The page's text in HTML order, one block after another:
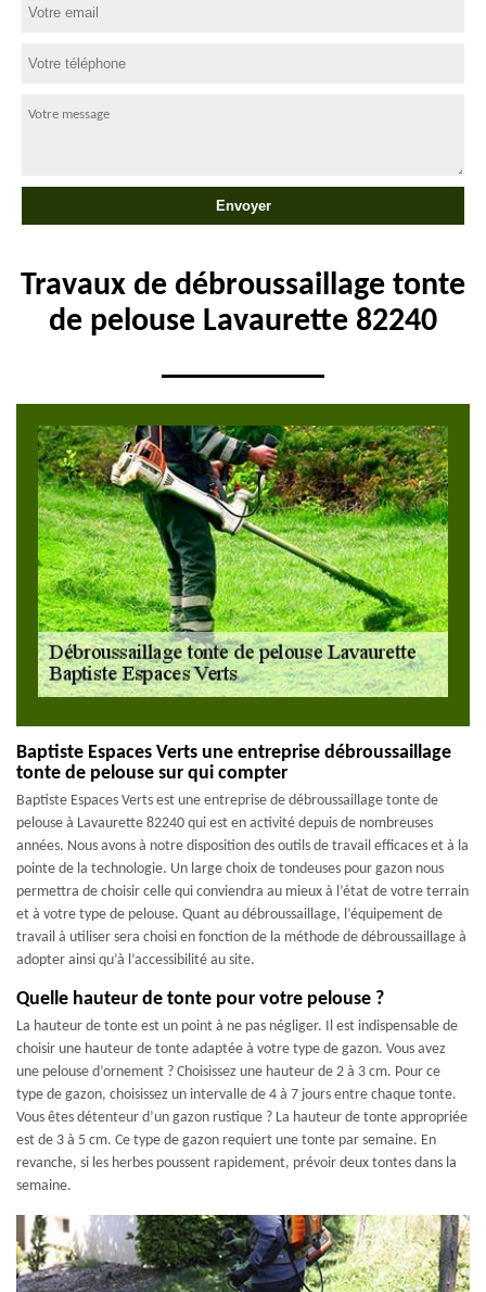
Travaux de débroussaillage tonte
de pelouse Lavaurette 82240
Baptiste Espaces Verts une entreprise débroussaillage
tonte de pelouse sur qui compter
Baptiste Espaces Verts est une entreprise de débroussaillage tonte de
pelouse à Lavaurette 82240 qui est en activité depuis de nombreuses
années. Nous avons à notre disposition des outils de travail efficaces et à la
pointe de la technologie. Un large choix de tondeuses pour gazon nous
permettra de choisir celle qui conviendra au mieux à l’état de votre terrain
et à votre type de pelouse. Quant au débroussaillage, l’équipement de
travail à utiliser sera choisi en fonction de la méthode de débroussaillage à
adopter ainsi qu’à l’accessibilité au site.
Quelle hauteur de tonte pour votre pelouse ?
La hauteur de tonte est un point à ne pas négliger. Il est indispensable de
choisir une hauteur de tonte adaptée à votre type de gazon. Vous avez
une pelouse d’ornement ? Choisissez une hauteur de 2 à 3 cm. Pour ce
type de gazon, choisissez un intervalle de 4 à 7 jours entre chaque tonte.
Vous êtes détenteur d’un gazon rustique ? La hauteur de tonte appropriée
est de 3 à 5 cm. Ce type de gazon requiert une tonte par semaine. En
revanche, si les herbes poussent rapidement, prévoir deux tontes dans la
semaine.